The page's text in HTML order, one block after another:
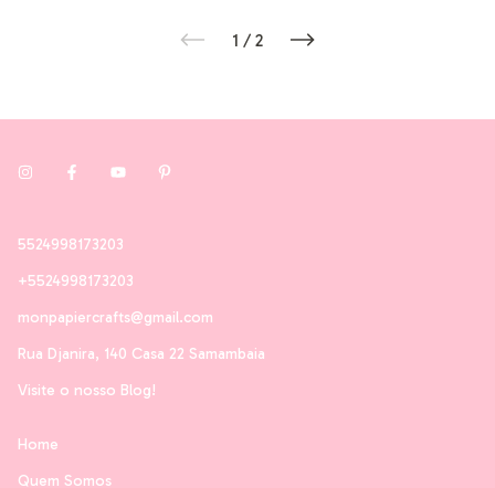
1 / 2
5524998173203
+5524998173203
monpapiercrafts@gmail.com
Rua Djanira, 140 Casa 22 Samambaia
Visite o nosso Blog!
Home
Quem Somos